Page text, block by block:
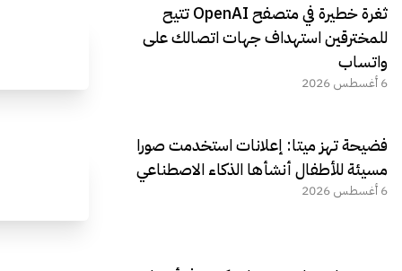
ثغرة خطيرة في متصفح OpenAI تتيح
للمخترقين استهداف جهات اتصالك على
واتساب
6 أغسطس 2026
فضيحة تهز ميتا: إعلانات استخدمت صورا
مسيئة للأطفال أنشأها الذكاء الاصطناعي
6 أغسطس 2026